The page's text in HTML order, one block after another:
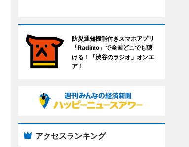
防災通知機能付きスマホアプリ
「Radimo」で全国どこでも聴
ける！「渋谷のラジオ」オンエ
ア！
アクセスランキング